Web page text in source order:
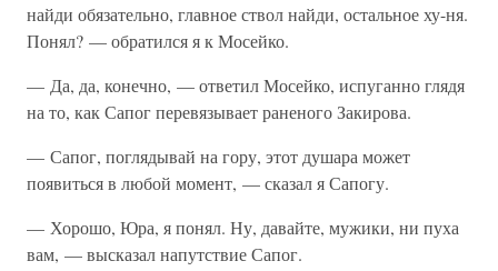
найди обязательно, главное ствол найди, остальное ху-ня.
Понял? — обратился я к Мосейко.
— Да, да, конечно, — ответил Мосейко, испуганно глядя
на то, как Сапог перевязывает раненого Закирова.
— Сапог, поглядывай на гору, этот душара может
появиться в любой момент, — сказал я Сапогу.
— Хорошо, Юра, я понял. Ну, давайте, мужики, ни пуха
вам, — высказал напутствие Сапог.